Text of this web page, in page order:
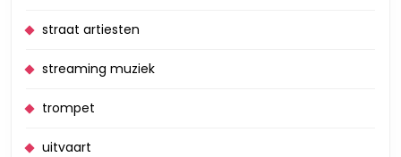
straat artiesten
streaming muziek
trompet
uitvaart